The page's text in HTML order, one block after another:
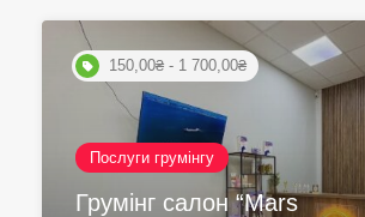
150,00₴ - 1 700,00₴
Послуги грумінгу
Грумінг салон “Mars